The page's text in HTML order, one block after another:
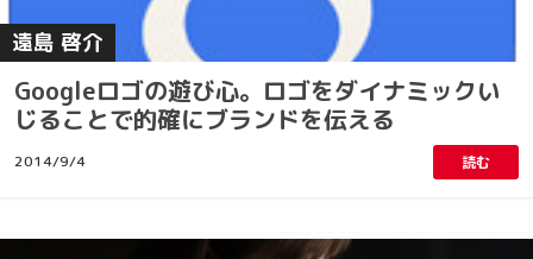
遠島 啓介
Googleロゴの遊び心。ロゴをダイナミックい
じることで的確にブランドを伝える
2014/9/4 読む